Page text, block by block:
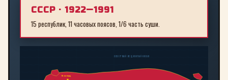
СССР · 1922—1991
15 республик, 11 часовых поясов, 1/6 часть суши.
Ленинград
СЕВЕРНЫЙ ЛЕДОВИТЫЙ ОКЕАН